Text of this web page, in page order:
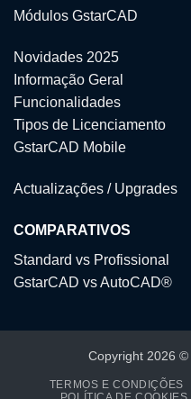
Módulos GstarCAD
Novidades 2025
Informação Geral
Funcionalidades
Tipos de Licenciamento
GstarCAD Mobile
Actualizações / Upgrades
COMPARATIVOS
Standard vs Profissional
GstarCAD vs AutoCAD®
Copyright 2026 ©
TERMOS E CONDIÇÕES